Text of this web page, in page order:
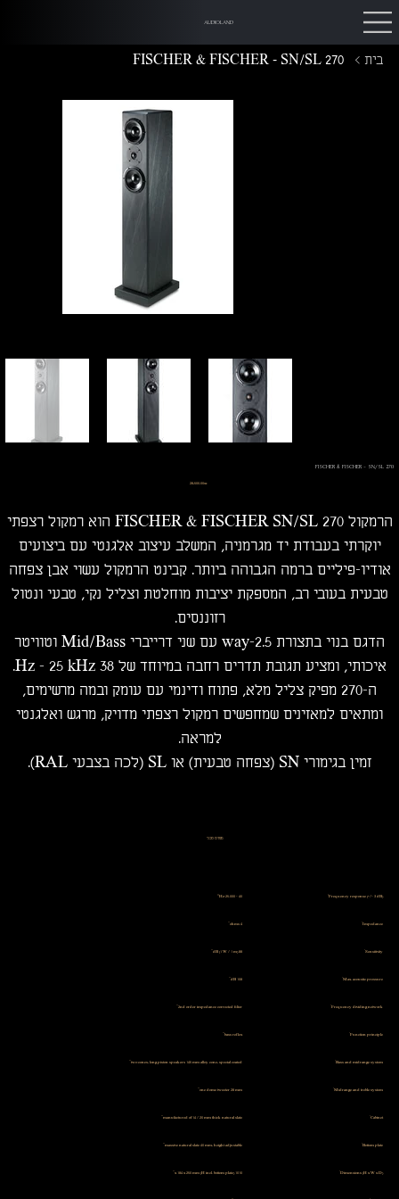
AUDIOLAND
בית >
FISCHER & FISCHER - SN/SL 270
FISCHER & FISCHER - SN/SL 270
מחיר‏28,500.00 ‏₪
הרמקול FISCHER & FISCHER SN/SL 270 הוא רמקול רצפתי
יוקרתי בעבודת יד מגרמניה, המשלב עיצוב אלגנטי עם ביצועים
אודיו-פיליים ברמה הגבוהה ביותר. קבינט הרמקול עשוי אבן צפחה
טבעית בעובי רב, המספקת יציבות מוחלטת וצליל נקי, טבעי ונטול
רזוננסים.
הדגם בנוי בתצורת 2.5-way עם שני דרייברי Mid/Bass וטוויטר
איכותי, ומציע תגובת תדרים רחבה במיוחד של 38 Hz – 25 kHz.
ה-270 מפיק צליל מלא, פתוח ודינמי עם עומק ובמה מרשימים,
ומתאים למאזינים שמחפשים רמקול רצפתי מדויק, מרגש ואלגנטי
למראה.
זמין בגימורי SN (צפחה טבעית) או SL (לכה בצבעי RAL).
מפרט טכני
Frequency response (+/- 3 dB)
40 - 25.000 Hz
Impedance
4 ohms
Sensitivity
88 dB (1 W / 1 m)
Max. acoustic pressure
108 dB
Frequency dividing network
2nd order impedance corrected filter
Function principle
bass reflex
Bass and midrange system
two cones, long piston speakers 145 mm alloy cone, special coated
Midrange and treble system
one dome tweeter 28 mm
Cabinet
manufactured of 14 / 20 mm thick natural slate
Bottom plate
massive natural slate 40 mm, height adjustable
Dimensions (H x W x D)
1010 x 184 x 250 mm (H incl. bottom plate)